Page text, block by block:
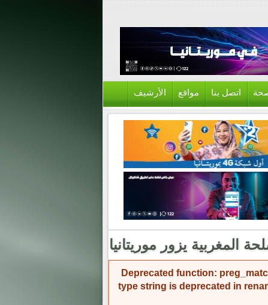
اتصل بنا مواقع الأرشيف
المغربية يزور موريتانيا
Deprecated function:
type string is deprecated in